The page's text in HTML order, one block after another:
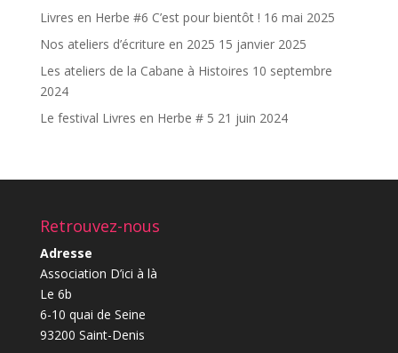
Livres en Herbe #6 C’est pour bientôt ! 16 mai 2025
Nos ateliers d’écriture en 2025 15 janvier 2025
Les ateliers de la Cabane à Histoires 10 septembre
2024
Le festival Livres en Herbe # 5 21 juin 2024
Retrouvez-nous
Adresse
Association D’ici à là
Le 6b
6-10 quai de Seine
93200 Saint-Denis